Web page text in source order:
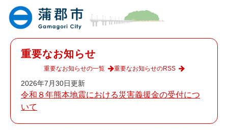
重要なお知らせ
2026年7月30日更新
令和８年熊本地震における災害義援金の受付につ
いて
重要なお知らせの一覧 重要なお知らせのRSS